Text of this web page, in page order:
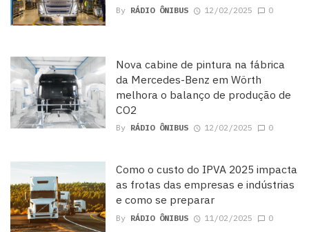
By RÁDIO ÔNIBUS 12/02/2025 0
Nova cabine de pintura na fábrica
da Mercedes-Benz em Wörth
melhora o balanço de produção de
CO2
By RÁDIO ÔNIBUS 12/02/2025 0
Como o custo do IPVA 2025 impacta
as frotas das empresas e indústrias
e como se preparar
By RÁDIO ÔNIBUS 11/02/2025 0